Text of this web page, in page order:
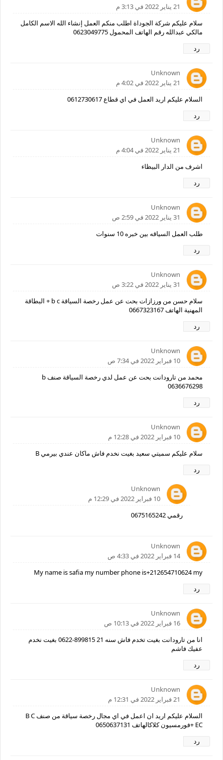
21 يناير 2022 في 3:13 م
سلام عليكم شركة الجوداة اطلب منكم العمل إنشاء الله الاسم الكامل
مالكي عبدالله رقم الهاتف المحمول 0623049775
رد
Unknown
21 يناير 2022 في 4:02 م
السلام عليكم اريد العمل في اي قطاع 0612730617
رد
Unknown
21 يناير 2022 في 4:04 م
اشرف من الدار البيظاء
رد
Unknown
31 يناير 2022 في 2:59 ص
طلب العمل السياقه بين خبره 10 سنوات
رد
Unknown
31 يناير 2022 في 3:22 ص
سلام حسن من ورزازات بحت عن عمل رخصة السياقة b c + البطاقة
المهنية الهاتف 0667323167
رد
Unknown
10 فبراير 2022 في 7:34 ص
محمد من تارودانت بحت عن عمل لدي رخصة السياقة صنف b
0636676298
رد
Unknown
10 فبراير 2022 في 12:28 م
سلام عليكم سميتي سعيد بغيت نخدم فاش ماكان عندي بيرمي B
رد
Unknown
10 فبراير 2022 في 12:29 م
رقمي 0675165242
Unknown
14 فبراير 2022 في 4:33 ص
My name is safia my number phone is+212654710624 my
رد
Unknown
16 فبراير 2022 في 10:13 ص
انا من تارودانت بغيت تخدم فاش سنه 21 ‏‪0622-899815‬‏ بغيت نخدم
عفيك فاشم
رد
Unknown
21 فبراير 2022 في 12:31 م
السلام عليكم اريد ان اعمل في اي مجال رخصة سياقة من صنف B C
EC +فورمسيون كلاكالهاتف 0650637131
رد